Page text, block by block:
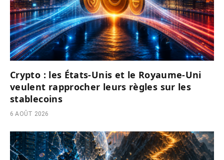
Crypto : les États-Unis et le Royaume-Uni
veulent rapprocher leurs règles sur les
stablecoins
6 AOÛT 2026